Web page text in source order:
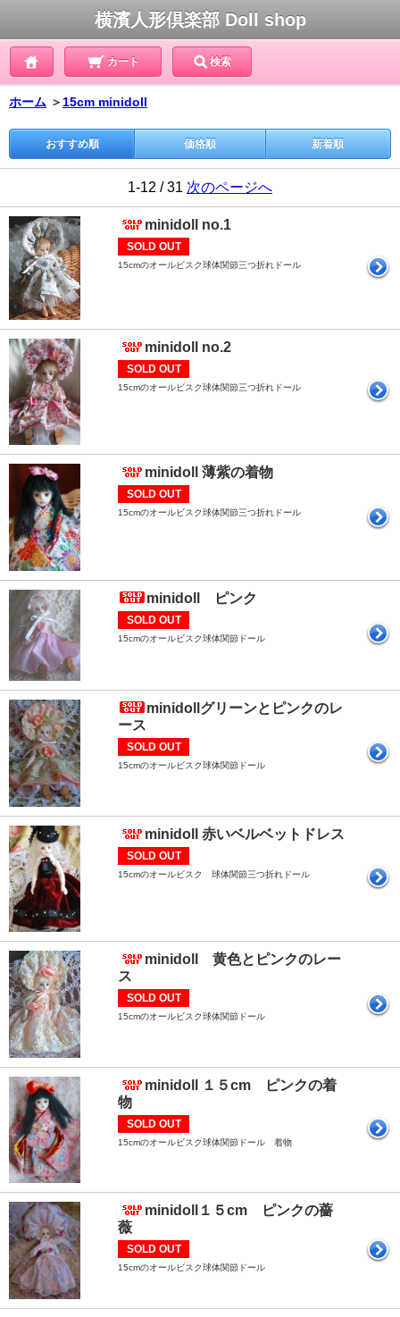
横濱人形倶楽部 Doll shop
カート 検索
ホーム ＞ 15cm minidoll
おすすめ順 価格順 新着順
1-12 / 31 次のページへ
minidoll no.1
SOLD OUT
15cmのオールビスク球体関節三つ折れドール
minidoll no.2
SOLD OUT
15cmのオールビスク球体関節三つ折れドール
minidoll 薄紫の着物
SOLD OUT
15cmのオールビスク球体関節三つ折れドール
minidoll ピンク
SOLD OUT
15cmのオールビスク球体関節ドール
minidollグリーンとピンクのレ
ース
SOLD OUT
15cmのオールビスク球体関節ドール
minidoll 赤いベルベットドレス
SOLD OUT
15cmのオールビスク 球体関節三つ折れドール
minidoll 黄色とピンクのレー
ス
SOLD OUT
15cmのオールビスク球体関節ドール
minidoll １５cm ピンクの着
物
SOLD OUT
15cmのオールビスク球体関節ドール 着物
minidoll１５cm ピンクの薔
薇
SOLD OUT
15cmのオールビスク球体関節ドール